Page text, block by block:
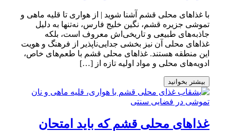
با غذاهای محلی قشم آشنا شوید | از هواری تا قلیه ماهی و
تموشی جزیره قشم، نگین خلیج فارس، نه‌تنها به دلیل
جاذبه‌های طبیعی و تاریخی‌اش معروف است، بلکه
غذاهای محلی آن نیز بخشی جدایی‌ناپذیر از فرهنگ و هویت
این منطقه هستند. غذاهای محلی قشم با طعم‌های خاص،
ادویه‌های محلی و مواد اولیه تازه از […]
بیشتر بخوانید
غذاهای محلی قشم که باید امتحان